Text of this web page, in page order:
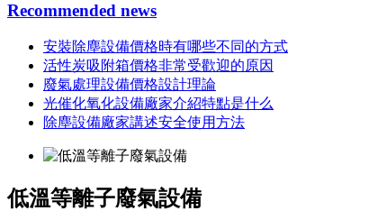
Recommended news
安裝除塵設備價格時有哪些不同的方式
活性炭吸附箱價格非常受歡迎的原因
廢氣處理設備價格設計理論
光催化氧化設備廠家介紹特點是什么
除塵設備廠家講述安全使用方法
低溫等離子廢氣設備